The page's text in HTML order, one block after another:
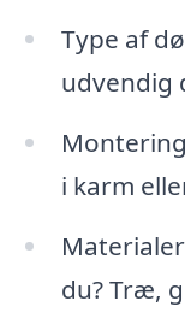
Type af
udvendig
i karm
du? Træ,